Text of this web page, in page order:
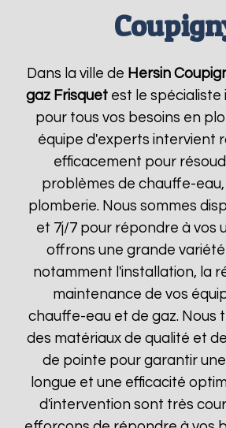
Dans la ville de Hersin
gaz Frisquetest le spécialiste
pour tous vos besoins en
équipe d'experts intervient
efficacement pour
problèmes de chauffe-
plomberie. Nous sommes
et 7j/7 pour répondre à vos
offrons une grande variété
notamment l'installation, la
maintenance de vos
chauffe-eau et de gaz. Nous
des matériaux de qualité et
de pointe pour garantir
longue et une efficacité
d'intervention sont très